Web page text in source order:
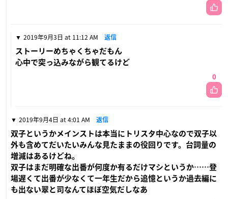
2019年9月3日 at 11:12 AM 返信
ストーリーめちゃくちゃだもん
心中で突っ込みながら観てるけど
0
2019年9月4日 at 4:01 AM 返信
双子というかメインストは本当にトリスタ中心なので双子以
外も含めてだいたいみんな見たままの役回りです。台詞量の
増減はあるけどね。
双子はまだ明確な出番が何度か有るだけマシというか……登
場遅くて出番が少なくて一年生だから追憶というか過去編に
も出ない翠と司なんてほぼ空気だしなあ